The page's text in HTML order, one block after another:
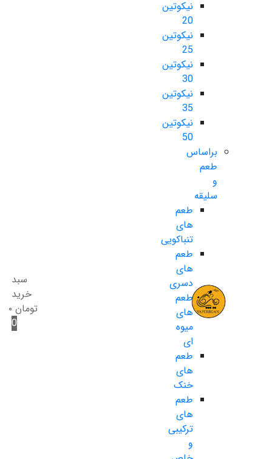
نیکوتین
20
نیکوتین
25
نیکوتین
30
نیکوتین
35
نیکوتین
50
براساس
طعم
و
سلیقه
طعم
های
تنباکویی
طعم
های
دسری
طعم
های
میوه
ای
طعم
های
خنک
طعم
های
ترکیبی
و
سبد
خرید
تومان ۰
0